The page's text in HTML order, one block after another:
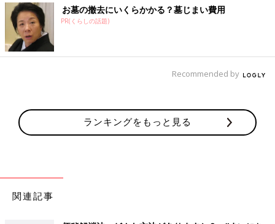
お墓の撤去にいくらかかる？墓じまい費用
PR(くらしの話題)
Recommended by
ランキングをもっと見る
関連記事